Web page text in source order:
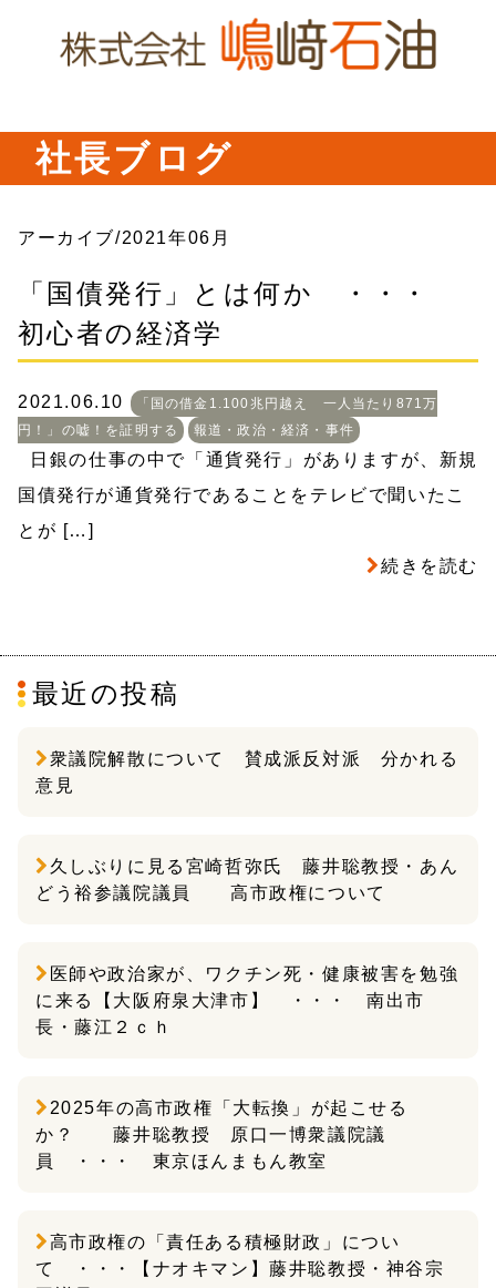
社長ブログ
アーカイブ/2021年06月
「国債発行」とは何か ・・・
初心者の経済学
2021.06.10
「国の借金1.100兆円越え 一人当たり871万
円！」の嘘！を証明する
報道・政治・経済・事件
日銀の仕事の中で「通貨発行」がありますが、新規
国債発行が通貨発行であることをテレビで聞いたこ
とが […]
続きを読む
最近の投稿
衆議院解散について 賛成派反対派 分かれる
意見
久しぶりに見る宮崎哲弥氏 藤井聡教授・あん
どう裕参議院議員 高市政権について
医師や政治家が、ワクチン死・健康被害を勉強
に来る【大阪府泉大津市】 ・・・ 南出市
長・藤江２ｃｈ
2025年の高市政権「大転換」が起こせる
か？ 藤井聡教授 原口一博衆議院議
員 ・・・ 東京ほんまもん教室
高市政権の「責任ある積極財政」につい
て ・・・【ナオキマン】藤井聡教授・神谷宗